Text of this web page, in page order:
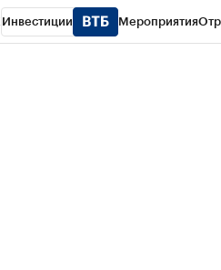
Инвестиции Мероприятия